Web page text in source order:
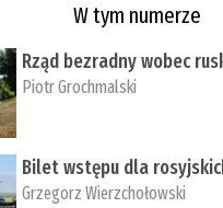
W tym numerze
Rząd bezradny wobec
Piotr Grochmalski
Bilet wstępu dla
Grzegorz Wierzchołowski